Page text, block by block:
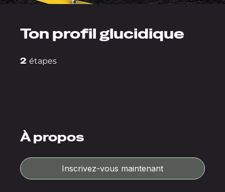
Ton profil glucidique
2 étapes
À propos
Inscrivez-vous maintenant